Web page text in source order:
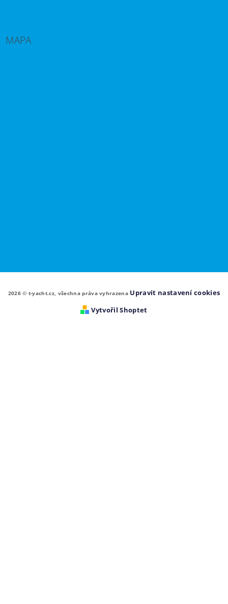
MAPA
2026 © t-yacht.cz, všechna práva vyhrazena Upravit nastavení cookies
Vytvořil Shoptet